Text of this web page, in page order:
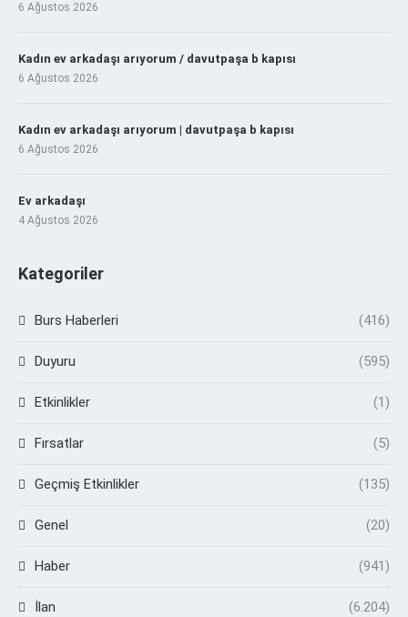
6 Ağustos 2026
Kadın ev arkadaşı arıyorum / davutpaşa b kapısı
6 Ağustos 2026
Kadın ev arkadaşı arıyorum | davutpaşa b kapısı
6 Ağustos 2026
Ev arkadaşı
4 Ağustos 2026
Kategoriler
Burs Haberleri (416)
Duyuru (595)
Etkinlikler (1)
Fırsatlar (5)
Geçmiş Etkinlikler (135)
Genel (20)
Haber (941)
İlan (6.204)